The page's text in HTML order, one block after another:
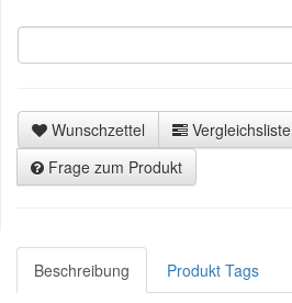
Wunschzettel
Vergleichsliste
Frage zum Produkt
Beschreibung Produkt Tags